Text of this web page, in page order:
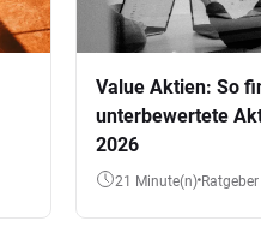
Value Aktien: So
unterbewertete
2026
21 Minute(n) Ratgeber